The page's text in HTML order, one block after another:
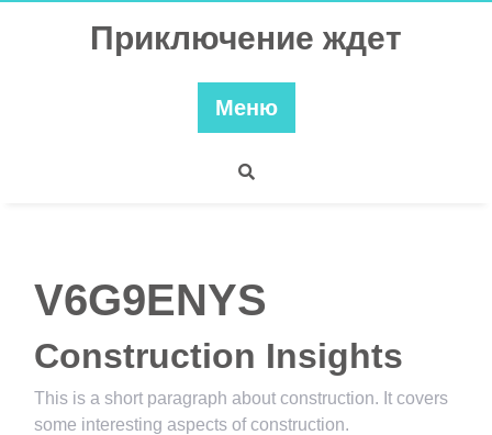
Приключение ждет
Меню
V6G9ENYS
Construction Insights
This is a short paragraph about construction. It covers
some interesting aspects of construction.